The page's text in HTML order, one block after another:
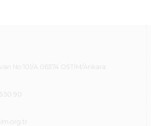
No:101/A 06374 OSTİM/Ankara
50 90